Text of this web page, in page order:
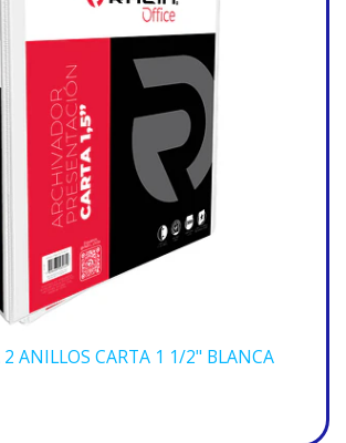
2 ANILLOS CARTA 1 1/2" BLANCA